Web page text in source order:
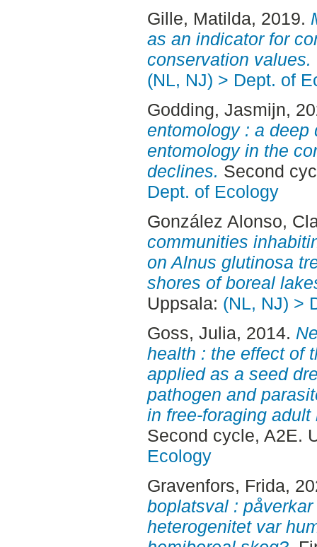
Gille, Matilda, 2019.
as an indicator for
conservation values.
(NL, NJ) > Dept. of
Godding, Jasmijn,
entomology : a
entomology in the
declines. Second
Dept. of Ecology
González Alonso,
communities
on Alnus glutinosa
shores of boreal
Uppsala: (NL, NJ) >
Goss, Julia, 2014.
health : the effect of
applied as a seed
pathogen and
in free-foraging
Second cycle, A2E.
Ecology
Gravenfors, Frida,
boplatsval :
heterogenitet var